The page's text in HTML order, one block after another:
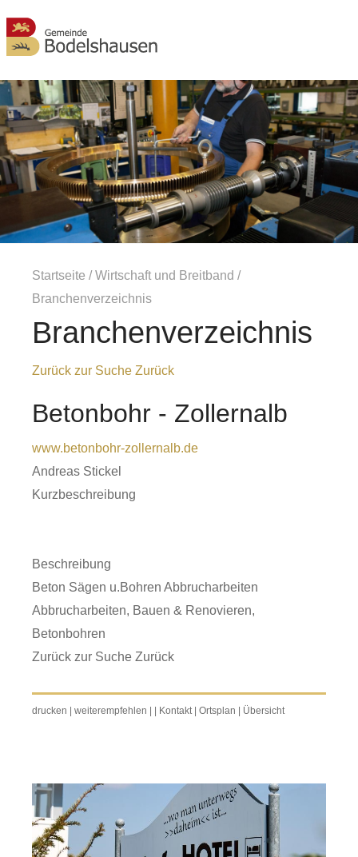
Startseite /Wirtschaft und Breitband /
Branchenverzeichnis
Branchenverzeichnis
Zurück zur Suche Zurück
Betonbohr - Zollernalb
www.betonbohr-zollernalb.de
Andreas Stickel
Kurzbeschreibung
Beschreibung
Beton Sägen u.Bohren Abbrucharbeiten
Abbrucharbeiten, Bauen & Renovieren,
Betonbohren
Zurück zur Suche Zurück
drucken | weiterempfehlen | | Kontakt | Ortsplan | Übersicht